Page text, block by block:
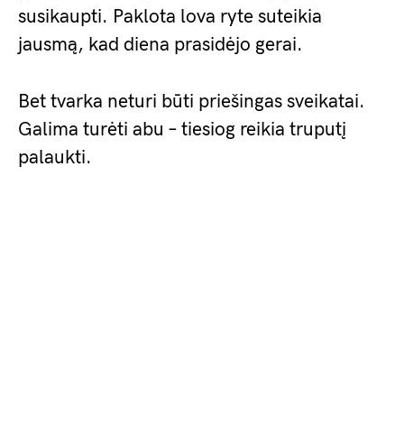
susikaupti. Paklota lova ryte suteikia
jausmą, kad diena prasidėjo gerai.
Bet tvarka neturi būti priešingas sveikatai.
Galima turėti abu – tiesiog reikia truputį
palaukti.